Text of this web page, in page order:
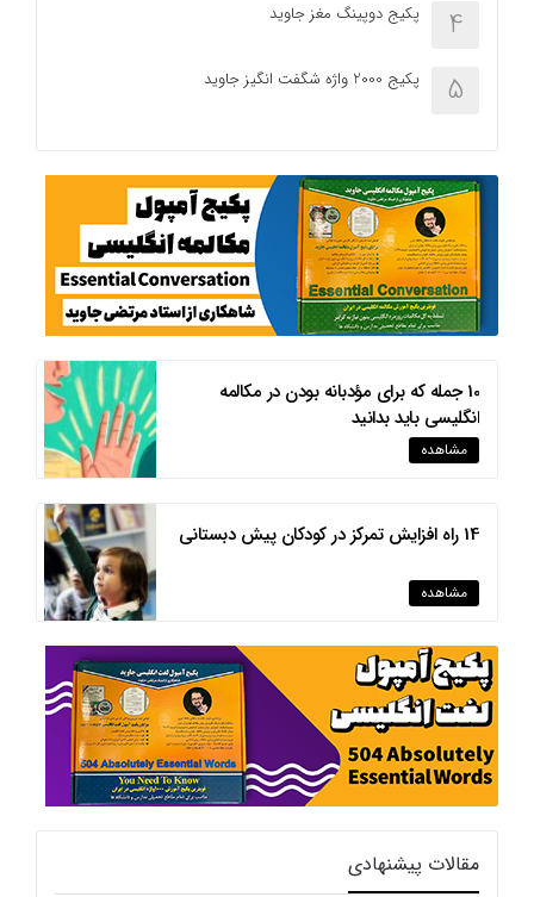
4 پکیج دوپینگ مغز جاوید
5 پکیج 2000 واژه شگفت انگیز جاوید
10 جمله که برای مؤدبانه بودن در مکالمه
انگلیسی باید بدانید
مشاهده
14 راه افزایش تمرکز در کودکان پیش دبستانی
مشاهده
مقالات پیشنهادی